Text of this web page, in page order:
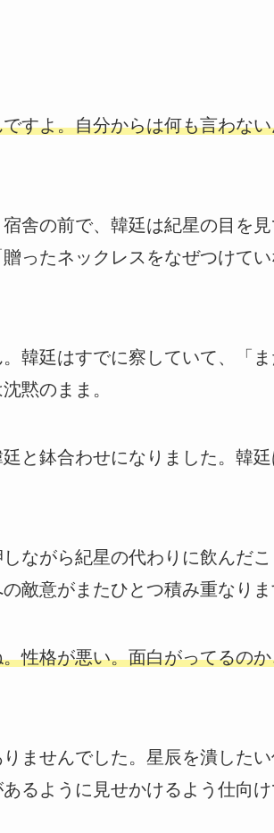
すよ。自分からは何も言わな
舎の前で、韓廷は紀星の目を見
ったネックレスをなぜつけて
韓廷はすでに察していて、「
黙のまま。
と鉢合わせになりました。韓廷
ながら紀星の代わりに飲んだこ
敵意がまたひとつ積み重なりま
性格が悪い。面白がってるの
ませんでした。星辰を潰した
るように見せかけるよう仕向